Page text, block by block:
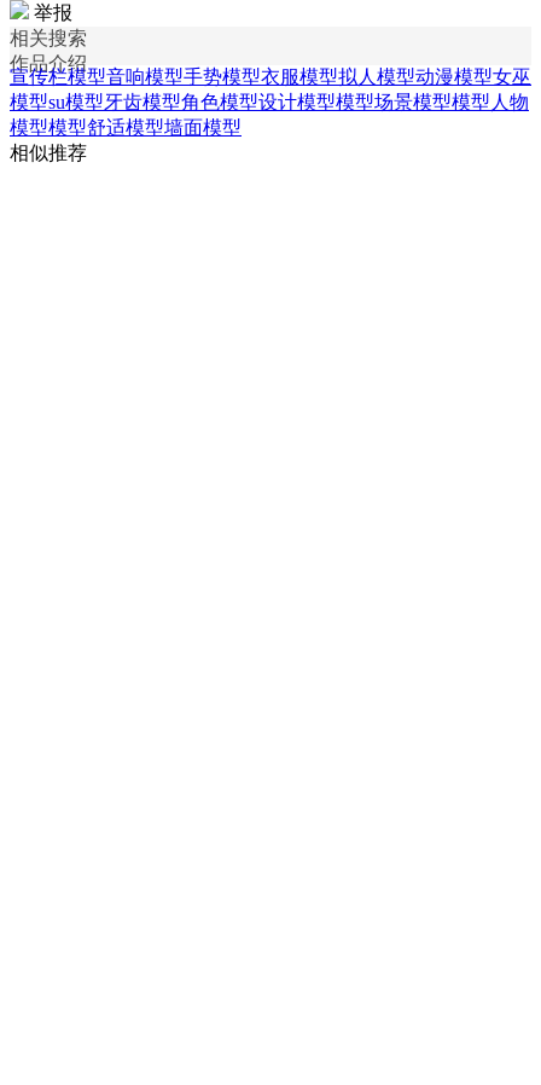
举报
相关搜索
作品介绍
宣传栏模型音响模型手势模型衣服模型拟人模型动漫模型女巫
模型su模型牙齿模型角色模型设计模型模型场景模型模型 人物
模型模型舒适模型墙面模型
相似推荐